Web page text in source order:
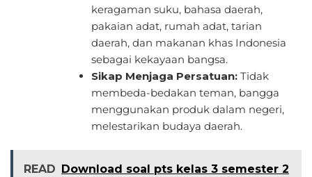
keragaman suku, bahasa daerah,
pakaian adat, rumah adat, tarian
daerah, dan makanan khas Indonesia
sebagai kekayaan bangsa.
Sikap Menjaga Persatuan:Tidak
membeda-bedakan teman, bangga
menggunakan produk dalam negeri,
melestarikan budaya daerah.
READ Download soal pts kelas 3 semester 2